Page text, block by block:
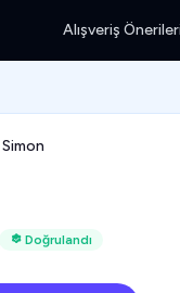
Alışveriş Önerileri
Simon
Doğrulandı